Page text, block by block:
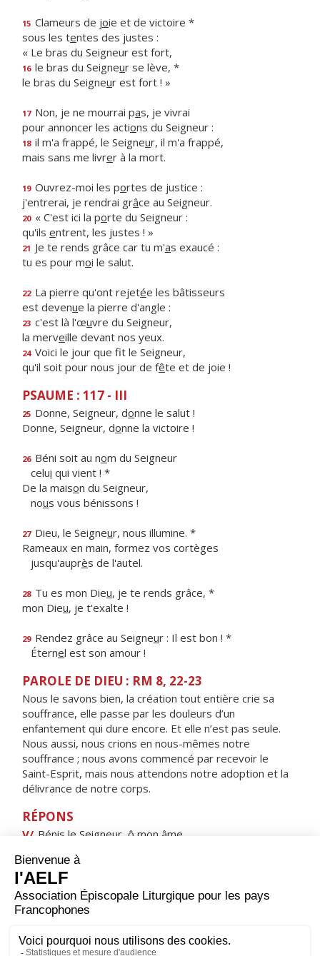
15 Clameurs de joie et de victoire *
sous les tentes des justes :
« Le bras du Seigneur est fort,
16 le bras du Seigneur se lève, *
le bras du Seigneur est fort ! »
17 Non, je ne mourrai pas, je vivrai
pour annoncer les actions du Seigneur :
18 il m'a frappé, le Seigneur, il m'a frappé,
mais sans me livrer à la mort.
19 Ouvrez-moi les portes de justice :
j'entrerai, je rendrai grâce au Seigneur.
20 « C'est ici la porte du Seigneur :
qu'ils entrent, les justes ! »
21 Je te rends grâce car tu m'as exaucé :
tu es pour moi le salut.
22 La pierre qu'ont rejetée les bâtisseurs
est devenue la pierre d'angle :
23 c'est là l'œuvre du Seigneur,
la merveille devant nos yeux.
24 Voici le jour que ft le Seigneur,
qu'il soit pour nous jour de fête et de joie !
PSAUME : 117 - III
25 Donne, Seigneur, donne le salut !
Donne, Seigneur, donne la victoire !
26 Béni soit au nom du Seigneur
celui qui vient ! *
De la maison du Seigneur,
nous vous bénissons !
27 Dieu, le Seigneur, nous illumine. *
Rameaux en main, formez vos cortèges
jusqu'auprès de l'autel.
28 Tu es mon Dieu, je te rends grâce, *
mon Dieu, je t'exalte !
29 Rendez grâce au Seigneur : Il est bon ! *
Éternel est son amour !
PAROLE DE DIEU : RM 8, 22-23
Nous le savons bien, la création tout entière crie sa
souffrance, elle passe par les douleurs d’un
enfantement qui dure encore. Et elle n’est pas seule.
Nous aussi, nous crions en nous-mêmes notre
souffrance ; nous avons commencé par recevoir le
Saint-Esprit, mais nous attendons notre adoption et la
délivrance de notre corps.
RÉPONS
V/ Bénis le Seigneur, ô mon âme,
ORAISON
Dieu qui as envoyé ton Fils pour nous sauver et pour
faire de nous tes enfants d'adoption, regarde avec
croyons au Christ, accorde-nous la vraie liberté et la vie